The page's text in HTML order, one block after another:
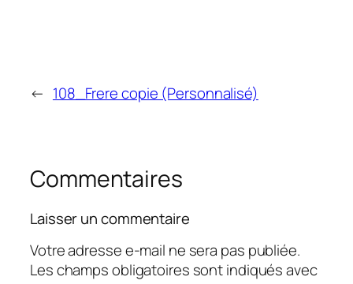
← 108_Frere copie (Personnalisé)
Commentaires
Laisser un commentaire
Votre adresse e-mail ne sera pas publiée.
Les champs obligatoires sont indiqués avec